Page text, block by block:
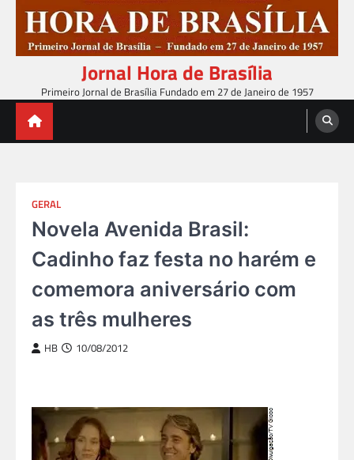
content
Jornal Hora de Brasília
Primeiro Jornal de Brasília Fundado em 27 de Janeiro de 1957
GERAL
Novela Avenida Brasil:
Cadinho faz festa no harém e
comemora aniversário com
as três mulheres
HB 10/08/2012